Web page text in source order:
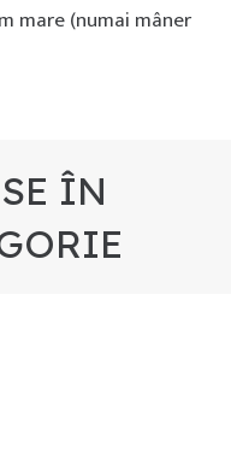
mare (numai mâner
ÎN